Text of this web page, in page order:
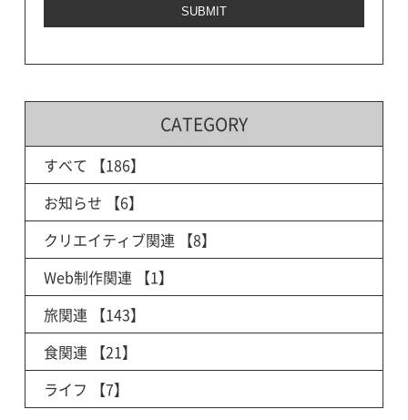
CATEGORY
すべて 【186】
お知らせ 【6】
クリエイティブ関連 【8】
Web制作関連 【1】
旅関連 【143】
食関連 【21】
ライフ 【7】